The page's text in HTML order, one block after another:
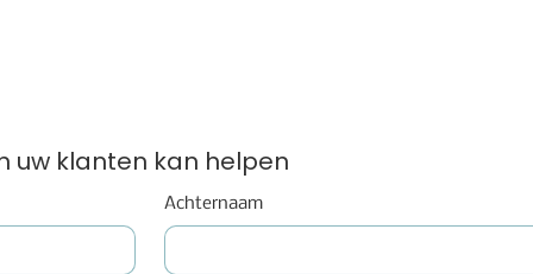
uw klanten kan helpen
Achternaam